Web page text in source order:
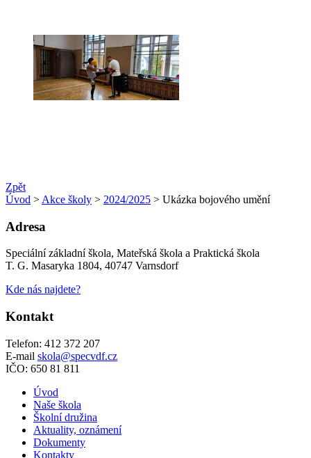
Zpět
Úvod > Akce školy > 2024/2025 > Ukázka bojového umění
Adresa
Speciální základní škola, Mateřská škola a Praktická škola
T. G. Masaryka 1804, 40747 Varnsdorf
Kde nás najdete?
Kontakt
Telefon: 412 372 207
E-mail skola@specvdf.cz
IČO: 650 81 811
Úvod
Naše škola
Školní družina
Aktuality, oznámení
Dokumenty
Kontakty